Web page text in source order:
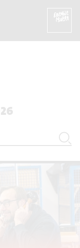
Improvisation